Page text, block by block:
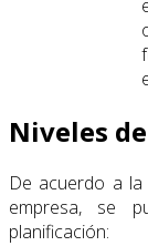
Niveles
De acuerdo a
empresa, se
planificación: